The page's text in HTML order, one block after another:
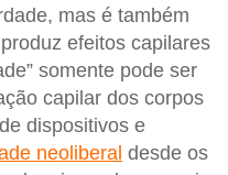
mas é também
efeitos capilares
somente pode ser
capilar dos corpos
dispositivos e
neoliberal desde os